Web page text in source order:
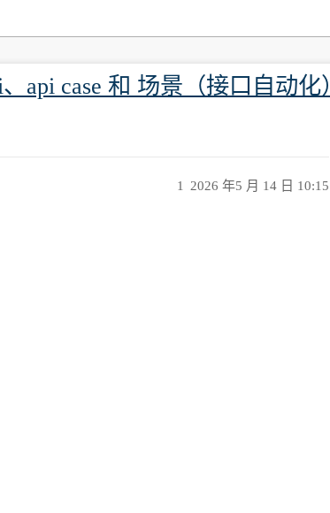
api case 和 场景（接口自动
2026 年5 月 14 日 10:15
1